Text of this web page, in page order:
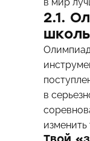
2.1.
в